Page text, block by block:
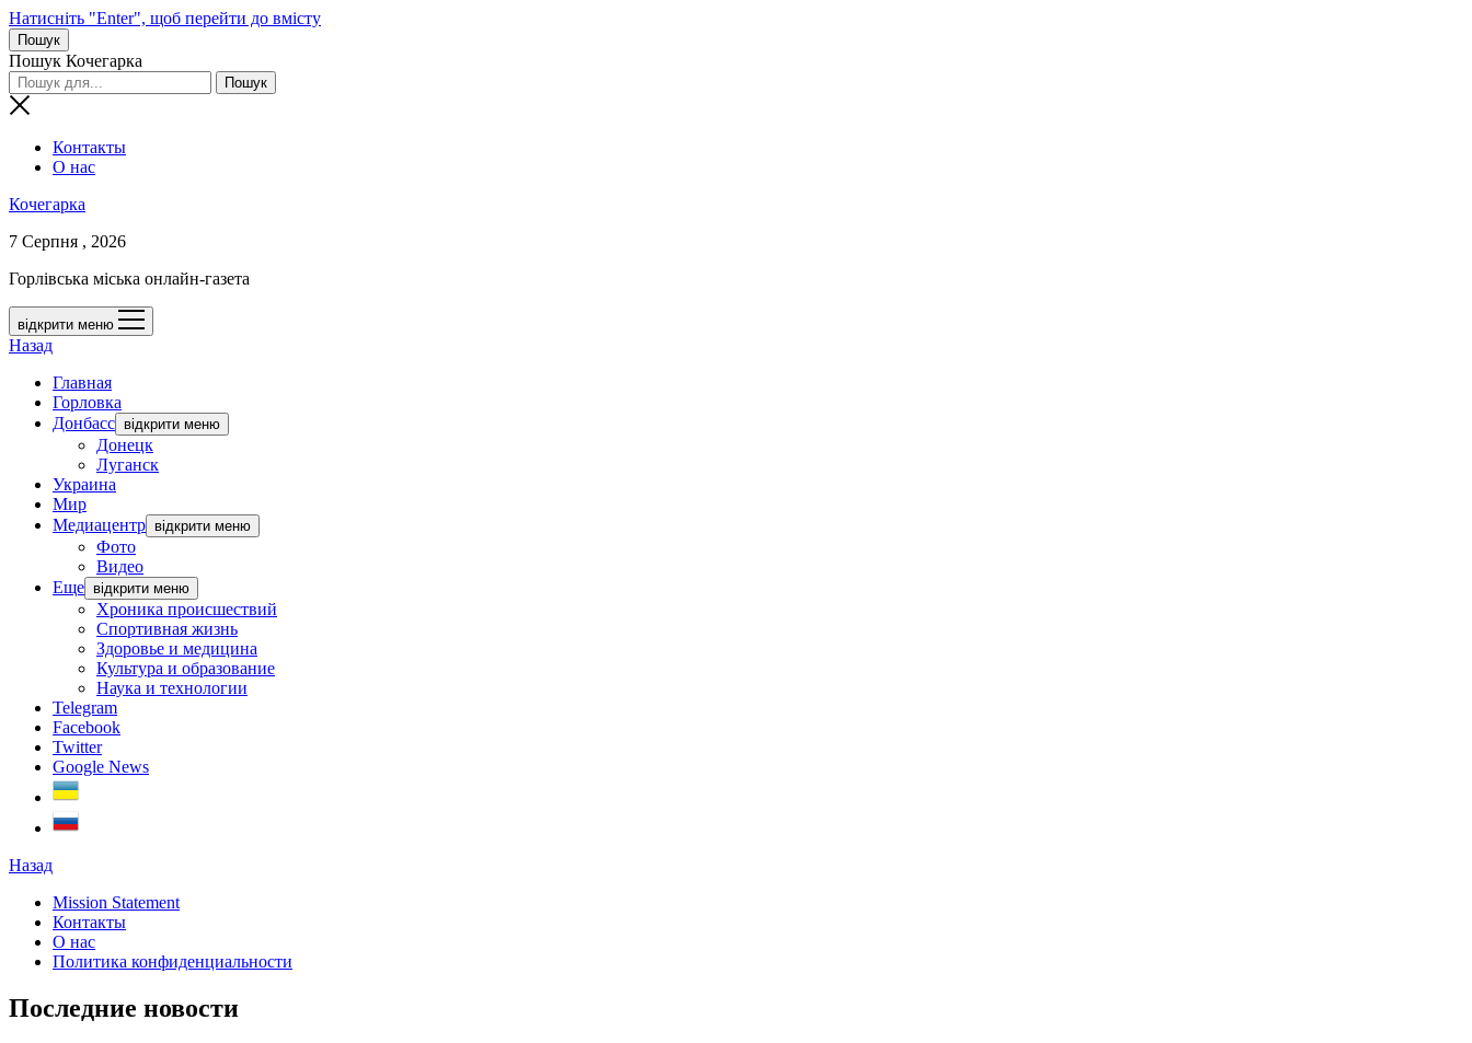
Натисніть "Enter", щоб перейти до вмісту
Пошук
Пошук Кочегарка
Контакты
О нас
Кочегарка
7 Серпня , 2026
Горлівська міська онлайн-газета
відкрити меню
Назад
Главная
Горловка
Донбасс відкрити меню
Донецк
Луганск
Украина
Мир
Медиацентр відкрити меню
Фото
Видео
Еще відкрити меню
Хроника происшествий
Спортивная жизнь
Здоровье и медицина
Культура и образование
Наука и технологии
Telegram
Facebook
Twitter
Google News
Назад
Mission Statement
Контакты
О нас
Политика конфиденциальности
Последние новости